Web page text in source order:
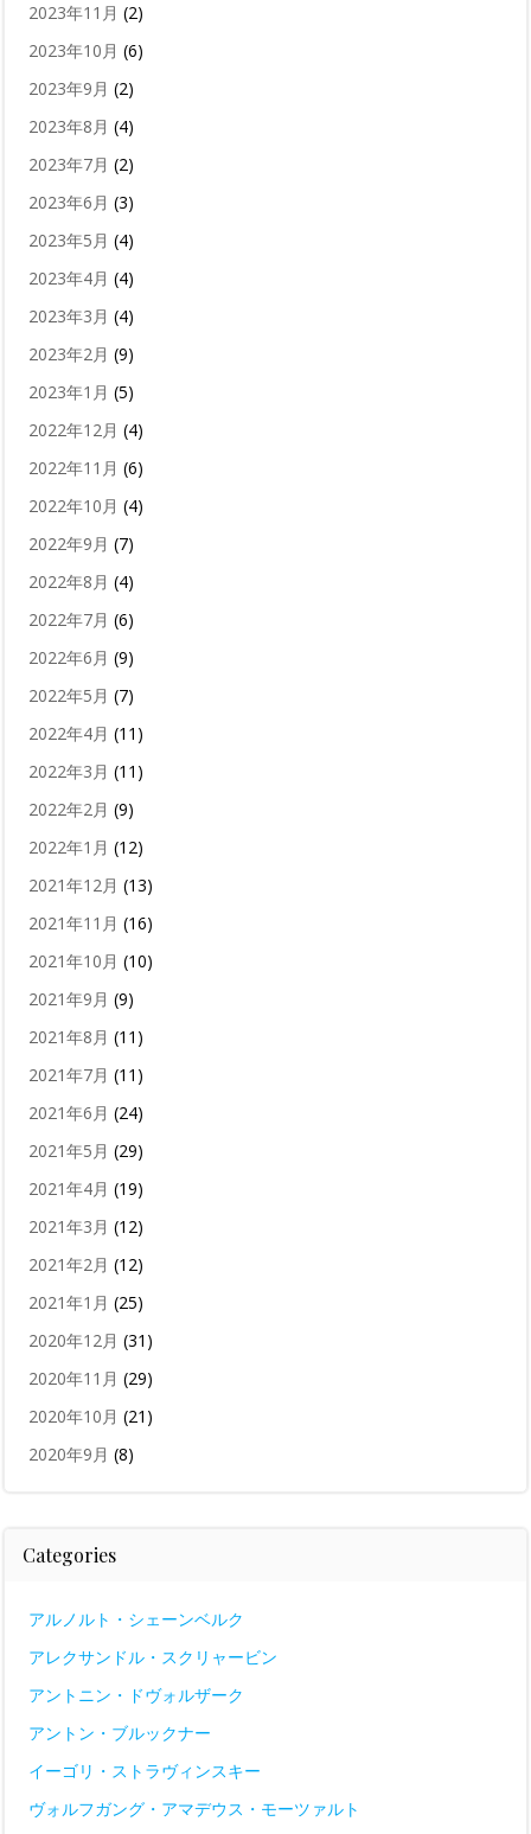
2023年11月 (2)
2023年10月 (6)
2023年9月 (2)
2023年8月 (4)
2023年7月 (2)
2023年6月 (3)
2023年5月 (4)
2023年4月 (4)
2023年3月 (4)
2023年2月 (9)
2023年1月 (5)
2022年12月 (4)
2022年11月 (6)
2022年10月 (4)
2022年9月 (7)
2022年8月 (4)
2022年7月 (6)
2022年6月 (9)
2022年5月 (7)
2022年4月 (11)
2022年3月 (11)
2022年2月 (9)
2022年1月 (12)
2021年12月 (13)
2021年11月 (16)
2021年10月 (10)
2021年9月 (9)
2021年8月 (11)
2021年7月 (11)
2021年6月 (24)
2021年5月 (29)
2021年4月 (19)
2021年3月 (12)
2021年2月 (12)
2021年1月 (25)
2020年12月 (31)
2020年11月 (29)
2020年10月 (21)
2020年9月 (8)
Categories
アルノルト・シェーンベルク
アレクサンドル・スクリャービン
アントニン・ドヴォルザーク
アントン・ブルックナー
イーゴリ・ストラヴィンスキー
ヴォルフガング・アマデウス・モーツァルト